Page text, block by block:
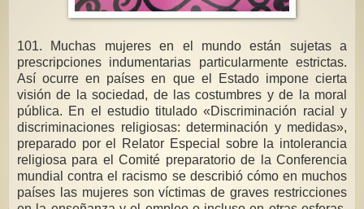
101. Muchas mujeres en el mundo están sujetas a
prescripciones indumentarias particularmente estrictas.
Así ocurre en países en que el Estado impone cierta
visión de la sociedad, de las costumbres y de la moral
pública. En el estudio titulado «Discriminación racial y
discriminaciones religiosas: determinación y medidas»,
preparado por el Relator Especial sobre la intolerancia
religiosa para el Comité preparatorio de la Conferencia
mundial contra el racismo se describió cómo en muchos
países las mujeres son víctimas de graves restricciones